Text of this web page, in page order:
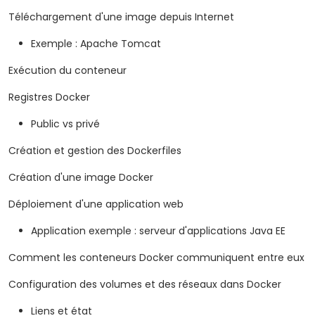
Téléchargement d'une image depuis Internet
Exemple : Apache Tomcat
Exécution du conteneur
Registres Docker
Public vs privé
Création et gestion des Dockerfiles
Création d'une image Docker
Déploiement d'une application web
Application exemple : serveur d'applications Java EE
Comment les conteneurs Docker communiquent entre eux
Configuration des volumes et des réseaux dans Docker
Liens et état